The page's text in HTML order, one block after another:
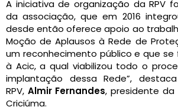
A iniciativa de organização da RPV
da associação, que em 2016
desde então oferece apoio ao
Moção de Aplausos à Rede de
um reconhecimento público e que
à Acic, a qual viabilizou todo o
implantação dessa Rede”,
RPV, Almir Fernandes, presidente da
Criciúma.